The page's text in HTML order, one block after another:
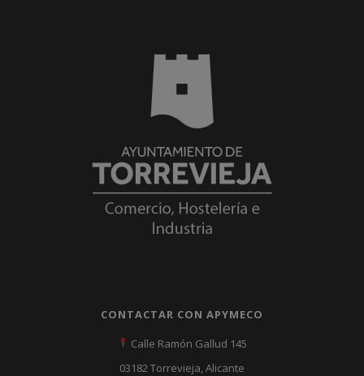
CONTACTAR CON APYMECO
Calle Ramón Gallud 145
03182 Torrevieja, Alicante